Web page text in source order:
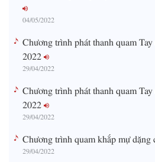
04/05/2022
Chương trình phát thanh quam
2022
29/04/2022
Chương trình phát thanh quam
2022
29/04/2022
Chương trình quam khắp mự
29/04/2022